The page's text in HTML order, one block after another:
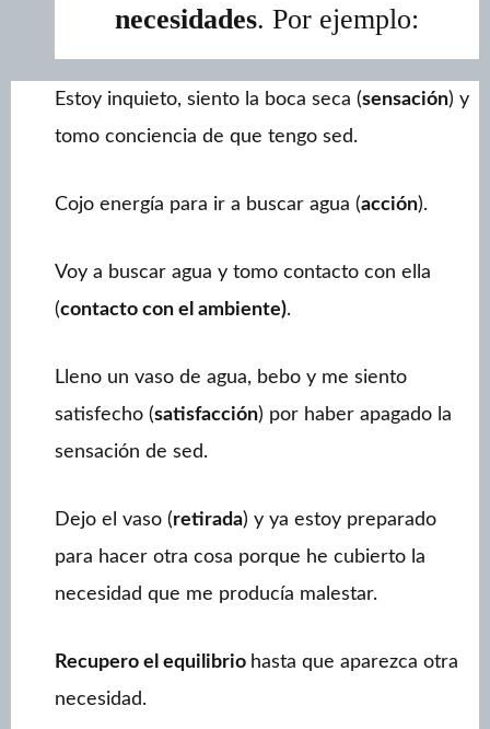
necesidades. Por ejemplo:
Estoy inquieto, siento la boca seca (sensación) y
tomo conciencia de que tengo sed.
Cojo energía para ir a buscar agua (acción).
Voy a buscar agua y tomo contacto con ella
(contacto con el ambiente).
Lleno un vaso de agua, bebo y me siento
satisfecho (satisfacción) por haber apagado la
sensación de sed.
Dejo el vaso (retirada) y ya estoy preparado
para hacer otra cosa porque he cubierto la
necesidad que me producía malestar.
Recupero el equilibrio hasta que aparezca otra
necesidad.